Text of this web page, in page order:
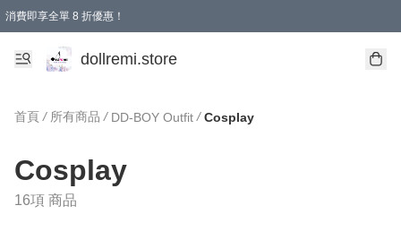
消費即享全單 8 折優惠！
購物滿 HKD 1500.00即享免運費優惠！（適用於 本地送貨、本地取貨、國際送貨 )
dollremi.store
首頁 / 所有商品 / DD-BOY Outfit / Cosplay
Cosplay
16項 商品